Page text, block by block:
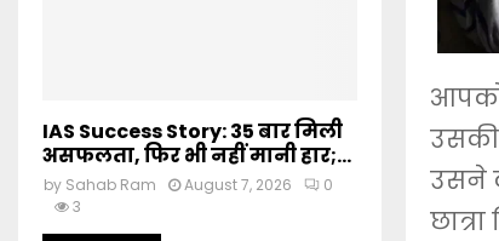
उसकी
उसने
IAS Success Story: 35 बार मिली
असफलता, फिर भी नहीं मानी हार;...
by Sahab Ram August 7, 2026
0
3